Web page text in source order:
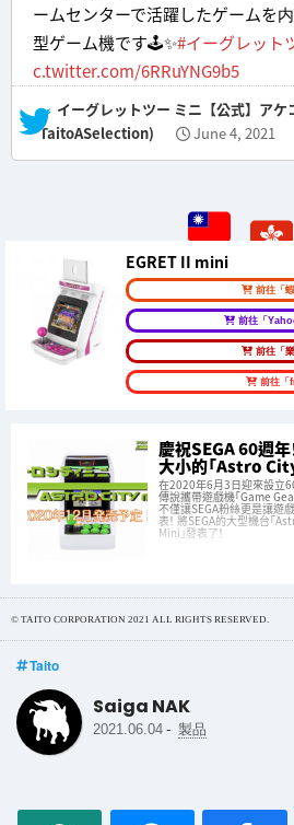
ームセンターで活躍したゲームを
型ゲーム機です🕹✨#イーグレット
c.twitter.com/6RRuYNG9b5
— イーグレットツー ミニ【公式】アケコレPART1好評発売中‼︎ (@
TaitoASelection)
June 4, 2021
EGRET II mini
前往「
前往「
前往「
前往「
慶祝SEGA 60週
大小的「Astro
在2020年6月3日迎來設立
傳說攜帶遊戲機「Game
不僅讓SEGA粉絲更是讓遊
表！ 將SEGA的大型機台「
Mini」發表了！
© TAITO CORPORATION 2021 ALL RIGHTS RESERVED.
Taito
Saiga NAK
2021.06.04 - 製品